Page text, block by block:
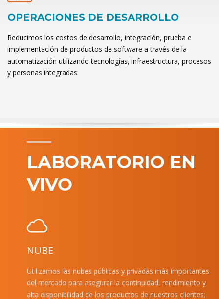
OPERACIONES DE DESARROLLO
Reducimos los costos de desarrollo, integración, prueba e
implementación de productos de software a través de la
automatización utilizando tecnologías, infraestructura, procesos
y personas integradas.
LABORATORIO EN
VIVO
NUBE
Utilizamos las nubes públicas y privadas más importantes
del mercado para asegurar la continuidad, rendimiento y
alta disponibilidad de los productos de nuestros clientes;